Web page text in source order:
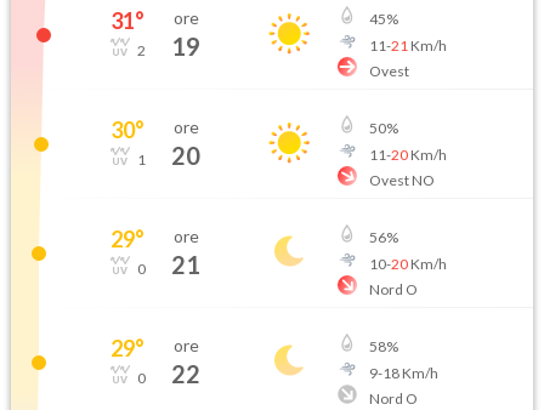
31°
2
ore
19
45%
11-21 Km/h
Ovest
30°
1
ore
20
50%
11-20Km/h
Ovest NO
29°
0
ore
21
56%
10-20Km/h
Nord O
29°
0
ore
22
58%
9-18Km/h
Nord O